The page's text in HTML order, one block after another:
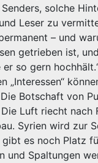
solche
Leser zu
– und
getrieben ist,
er so gern
„Interessen“
Botschaft von
Luft riecht nach
Syrien wird zur
gibt es noch Platz
und Spaltungen